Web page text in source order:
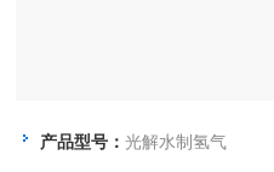
产品型号：光解水制氢气